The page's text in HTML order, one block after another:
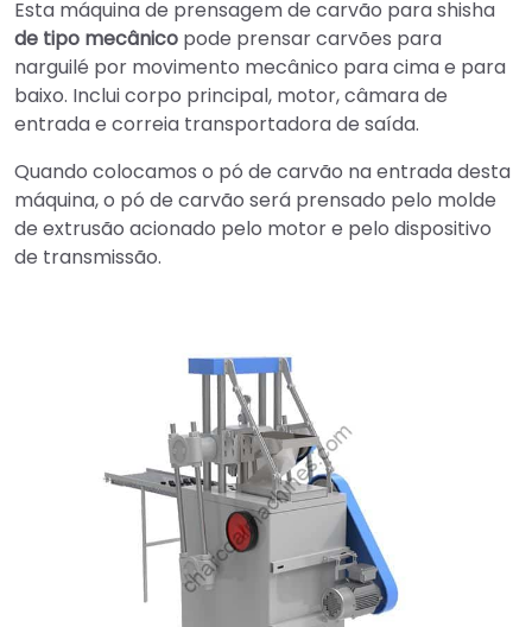
Esta máquina de prensagem de carvão para shisha
de tipo mecânico pode prensar carvões para
narguilé por movimento mecânico para cima e para
baixo. Inclui corpo principal, motor, câmara de
entrada e correia transportadora de saída.
Quando colocamos o pó de carvão na entrada desta
máquina, o pó de carvão será prensado pelo molde
de extrusão acionado pelo motor e pelo dispositivo
de transmissão.